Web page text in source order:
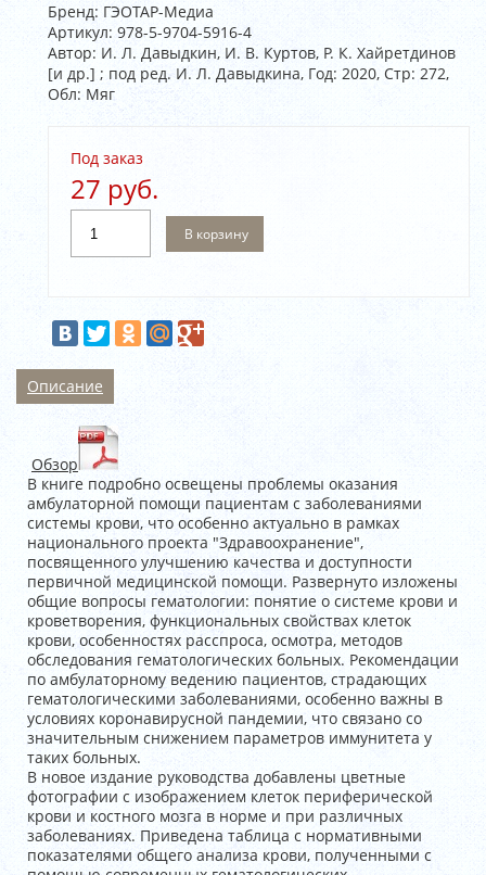
Бренд: ГЭОТАР-Медиа
Артикул: 978-5-9704-5916-4
Автор: И. Л. Давыдкин, И. В. Куртов, Р. К. Хайретдинов
[и др.] ; под ред. И. Л. Давыдкина, Год: 2020, Стр: 272,
Обл: Мяг
Под заказ
27 руб.
В корзину
Описание
Обзор
В книге подробно освещены проблемы оказания
амбулаторной помощи пациентам с заболеваниями
системы крови, что особенно актуально в рамках
национального проекта "Здравоохранение",
посвященного улучшению качества и доступности
первичной медицинской помощи. Развернуто изложены
общие вопросы гематологии: понятие о системе крови и
кроветворения, функциональных свойствах клеток
крови, особенностях расспроса, осмотра, методов
обследования гематологических больных. Рекомендации
по амбулаторному ведению пациентов, страдающих
гематологическими заболеваниями, особенно важны в
условиях коронавирусной пандемии, что связано со
значительным снижением параметров иммунитета у
таких больных.
В новое издание руководства добавлены цветные
фотографии с изображением клеток периферической
крови и костного мозга в норме и при различных
заболеваниях. Приведена таблица с нормативными
показателями общего анализа крови, полученными с